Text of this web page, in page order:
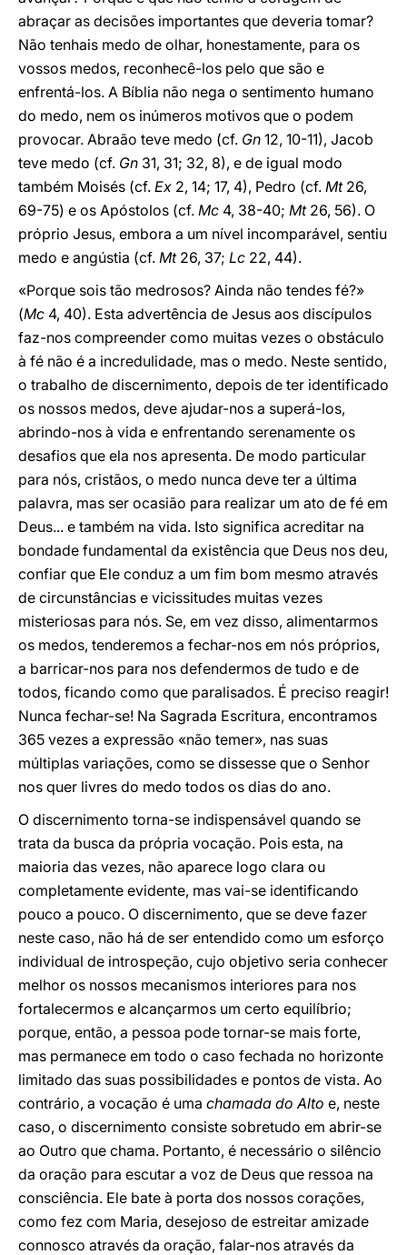
abraçar as decisões importantes que deveria tomar?
Não tenhais medo de olhar, honestamente, para os
vossos medos, reconhecê-los pelo que são e
enfrentá-los. A Bíblia não nega o sentimento humano
do medo, nem os inúmeros motivos que o podem
provocar. Abraão teve medo (cf. Gn 12, 10-11), Jacob
teve medo (cf. Gn 31, 31; 32, 8), e de igual modo
também Moisés (cf. Ex 2, 14; 17, 4), Pedro (cf. Mt26,
69-75) e os Apóstolos (cf. Mc 4, 38-40; Mt26, 56). O
próprio Jesus, embora a um nível incomparável, sentiu
medo e angústia (cf. Mt26, 37; Lc 22, 44).
«Porque sois tão medrosos? Ainda não tendes fé?»
(Mc 4, 40). Esta advertência de Jesus aos discípulos
faz-nos compreender como muitas vezes o obstáculo
à fé não é a incredulidade, mas o medo. Neste sentido,
o trabalho de discernimento, depois de ter identificado
os nossos medos, deve ajudar-nos a superá-los,
abrindo-nos à vida e enfrentando serenamente os
desafios que ela nos apresenta. De modo particular
para nós, cristãos, o medo nunca deve ter a última
palavra, mas ser ocasião para realizar um ato de fé em
Deus... e também na vida. Isto significa acreditar na
bondade fundamental da existência que Deus nos deu,
confiar que Ele conduz a um fim bom mesmo através
de circunstâncias e vicissitudes muitas vezes
misteriosas para nós. Se, em vez disso, alimentarmos
os medos, tenderemos a fechar-nos em nós próprios,
a barricar-nos para nos defendermos de tudo e de
todos, ficando como que paralisados. É preciso reagir!
Nunca fechar-se! Na Sagrada Escritura, encontramos
365 vezes a expressão «não temer», nas suas
múltiplas variações, como se dissesse que o Senhor
nos quer livres do medo todos os dias do ano.
O discernimento torna-se indispensável quando se
trata da busca da própria vocação. Pois esta, na
maioria das vezes, não aparece logo clara ou
completamente evidente, mas vai-se identificando
pouco a pouco. O discernimento, que se deve fazer
neste caso, não há de ser entendido como um esforço
individual de introspeção, cujo objetivo seria conhecer
melhor os nossos mecanismos interiores para nos
fortalecermos e alcançarmos um certo equilíbrio;
porque, então, a pessoa pode tornar-se mais forte,
mas permanece em todo o caso fechada no horizonte
limitado das suas possibilidades e pontos de vista. Ao
contrário, a vocação é uma chamada do Alto e, neste
caso, o discernimento consiste sobretudo em abrir-se
ao Outro que chama. Portanto, é necessário o silêncio
da oração para escutar a voz de Deus que ressoa na
consciência. Ele bate à porta dos nossos corações,
como fez com Maria, desejoso de estreitar amizade
connosco através da oração, falar-nos através da